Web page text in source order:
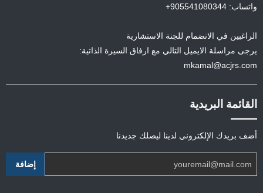
واتساب: 905541080344+
الراغبين في الانضمام للجنة الاستشارية
يرجى مراسلة الايميل التالي مع ارفاق السيرة الذاتية:
mkamal@acjrs.com
القائمة البريدية
أضف بريدك الإلكتروني لدينا ليصلك جديدنا